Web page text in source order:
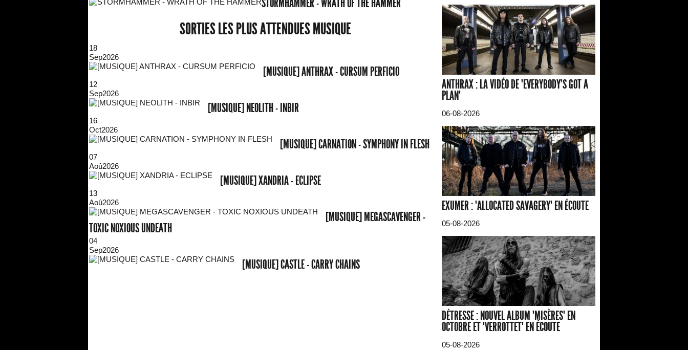
STORMHAMMER - WRATH OF THE HAMMER
SORTIES LES PLUS ATTENDUES MUSIQUE
18
Sep2026
[MUSIQUE] ANTHRAX - CURSUM PERFICIO
12
Sep2026
[MUSIQUE] NEOLITH - INBIR
16
Oct2026
[MUSIQUE] CARNATION - SYMPHONY IN FLESH
07
Aoû2026
[MUSIQUE] XANDRIA - ECLIPSE
13
Aoû2026
[MUSIQUE] MEGASCAVENGER -
TOXIC NOXIOUS UNDEATH
04
Sep2026
[MUSIQUE] CASTLE - CARRY CHAINS
ANTHRAX : LA VIDÉO DE "EVERYBODY'S GOT A
PLAN"
06-08-2026
EXUMER : "ALLOCATED SAVAGERY" EN ÉCOUTE
05-08-2026
DÉTRESSE : NOUVEL ALBUM "MISÈRES" EN
OCTOBRE ET "VERROTTET" EN ÉCOUTE
05-08-2026